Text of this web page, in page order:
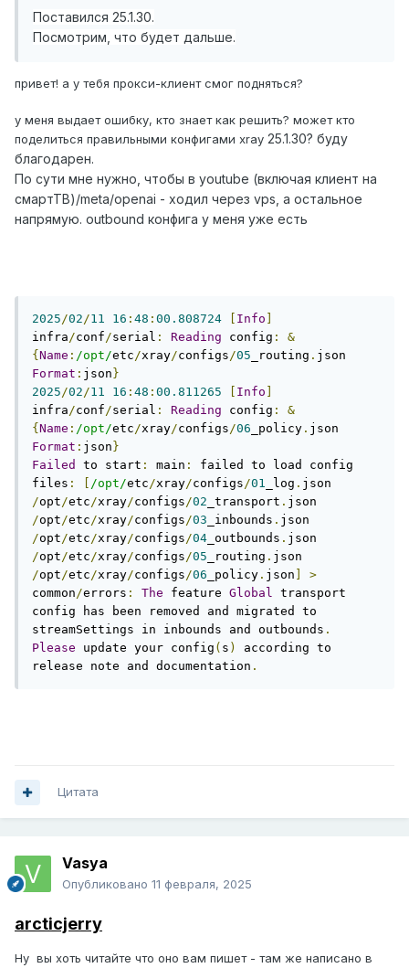
Поставился 25.1.30.
Посмотрим, что будет дальше.
привет! а у тебя прокси-клиент смог подняться?
у меня выдает ошибку, кто знает как решить? может кто
поделиться правильными конфигами xray 25.1.30? буду
благодарен.
По сути мне нужно, чтобы в youtube (включая клиент на
смартТВ)/meta/openai - ходил через vps, а остальное
напрямую. outbound конфига у меня уже есть
2025/02/11 16 : 48 : 00.808724 Info
infra/conf/serial : Reading config :
&
{ Name : /opt/etc/xray/configs/05 _routing .
Format : json }
2025/02/11 16 : 48 : 00.811265 Info
infra/conf/serial : Reading config :
&
{ Name : /opt/etc/xray/configs/06 _policy .
Format : json }
Failed
to start : main :
failed to load config
files : /opt/etc/xray/configs/01 _log .
/opt/etc/xray/configs/02 _transport .
/opt/etc/xray/configs/03 _inbounds .
/opt/etc/xray/configs/04 _outbounds .
/opt/etc/xray/configs/05 _routing .
/opt/etc/xray/configs/06 _policy . json
>
common/errors : The feature Global transport
config has been removed and migrated to
streamSettings in inbounds and outbounds .
Please update your config ( s )
according to
release note and documentation .
Цитата
Vasya
Опубликовано 11 февраля, 2025
arcticjerry
Ну вы хоть читайте что оно вам пишет - там же написано в